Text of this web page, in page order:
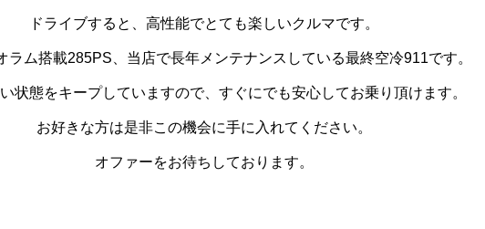
ドライブすると、高性能でとても楽しいクルマです。
ラム搭載285PS、当店で長年メンテナンスしている最終空冷911です。
状態をキープしていますので、すぐにでも安心してお乗り頂けます。
お好きな方は是非この機会に手に入れてください。
オファーをお待ちしております。